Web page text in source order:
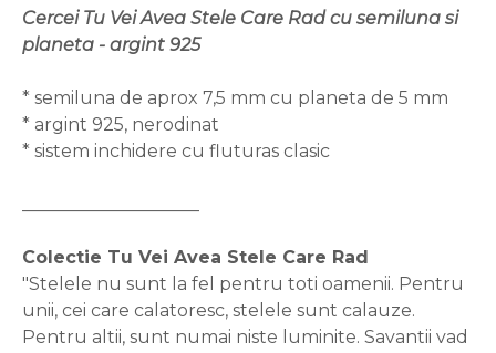
Cercei Tu Vei Avea Stele Care Rad cu semiluna si
planeta - argint 925
* semiluna de aprox 7,5 mm cu planeta de 5 mm
* argint 925, nerodinat
* sistem inchidere cu fluturas clasic
Colectie Tu Vei Avea Stele Care Rad
"Stelele nu sunt la fel pentru toti oamenii. Pentru
unii, cei care calatoresc, stelele sunt calauze.
Pentru altii, sunt numai niste luminite. Savantii vad